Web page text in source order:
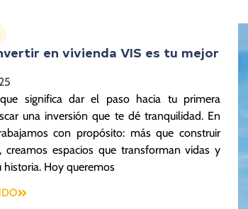
en vivienda VIS es tu mejor
significa dar el paso hacia tu primera
una inversión que te dé tranquilidad. En
con propósito: más que construir
creamos espacios que transforman vidas y
Hoy queremos